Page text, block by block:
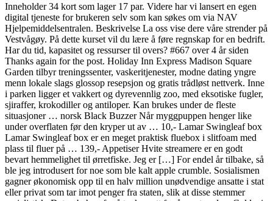
Inneholder 34 kort som lager 17 par. Videre har vi lansert en egen
digital tjeneste for brukeren selv som kan søkes om via NAV
Hjelpemiddelsentralen. Beskrivelse La oss vise dere våre strender på
Vestvågøy. På dette kurset vil du lære å føre regnskap for en bedrift.
Har du tid, kapasitet og ressurser til overs? #667 over 4 år siden
Thanks again for the post. Holiday Inn Express Madison Square
Garden tilbyr treningssenter, vaskeritjenester, modne dating yngre
menn lokale slags glossop resepsjon og gratis trådløst nettverk. Inne
i parken ligger et vakkert og dyrevennlig zoo, med eksotiske fugler,
sjiraffer, krokodiller og antiloper. Kan brukes under de fleste
situasjoner … norsk Black Buzzer Når myggpuppen henger like
under overflaten før den kryper ut av … 10,- Lamar Swingleaf box
Lamar Swingleaf box er en meget praktisk fluebox i slitfoam med
plass til fluer på … 139,- Appetiser Hvite streamere er en godt
bevart hemmelighet til ørretfiske. Jeg er […] For endel år tilbake, så
ble jeg introdusert for noe som ble kalt apple crumble. Sosialismen
gagner økonomisk opp til en halv million unødvendige ansatte i stat
eller privat som tar imot penger fra staten, slik at disse stemmer